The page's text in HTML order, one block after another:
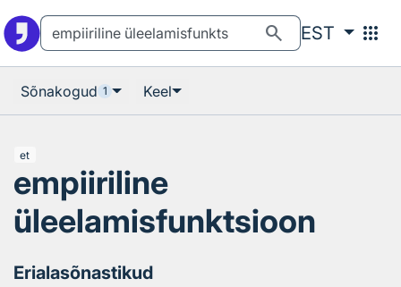
search EST apps
Sõnakogud 1 Keel
et
empiiriline
üleelamisfunktsioon
Erialasõnastikud